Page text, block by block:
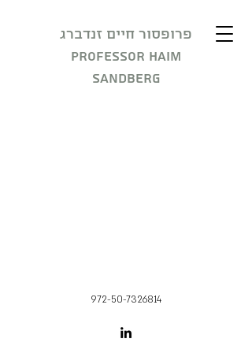
פרופסור חיים זנדברג
Professor Haim
Sandberg
972-50-7326814